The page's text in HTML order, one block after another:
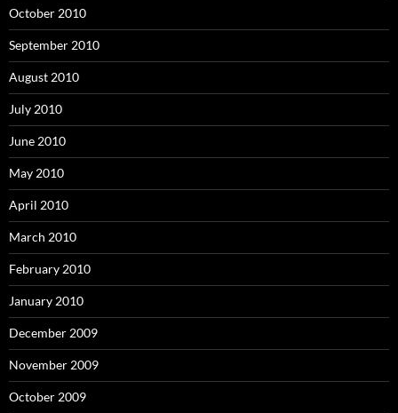
October 2010
September 2010
August 2010
July 2010
June 2010
May 2010
April 2010
March 2010
February 2010
January 2010
December 2009
November 2009
October 2009